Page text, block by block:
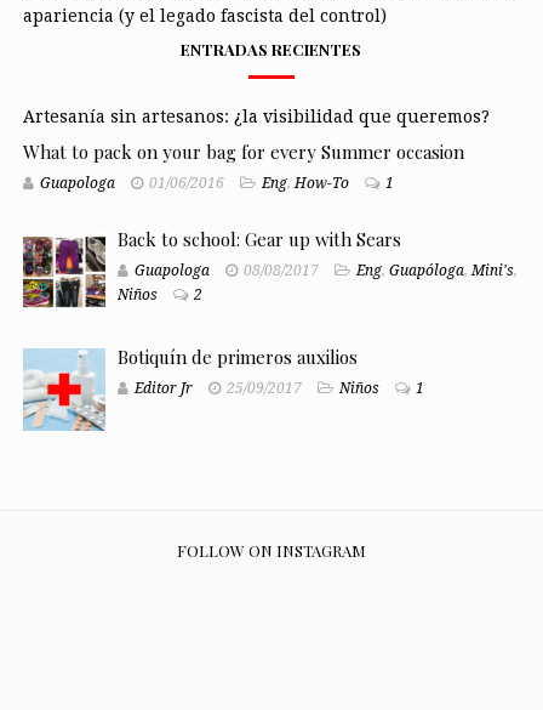
apariencia (y el legado fascista del control)
ENTRADAS RECIENTES
Artesanía sin artesanos: ¿la visibilidad que queremos?
What to pack on your bag for every Summer occasion
Guapologa 01/06/2016 Eng, How-To 1
Back to school: Gear up with Sears
Guapologa 08/08/2017 Eng, Guapóloga, Mini's,
Niños
2
Botiquín de primeros auxilios
Editor Jr 25/09/2017 Niños 1
FOLLOW ON INSTAGRAM